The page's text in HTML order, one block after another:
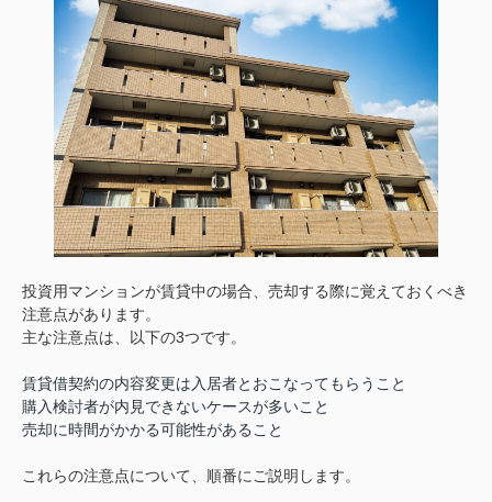
投資用マンションが賃貸中の場合、売却する際に覚えておくべき
注意点があります。
主な注意点は、以下の3つです。
賃貸借契約の内容変更は入居者とおこなってもらうこと
購入検討者が内見できないケースが多いこと
売却に時間がかかる可能性があること
これらの注意点について、順番にご説明します。